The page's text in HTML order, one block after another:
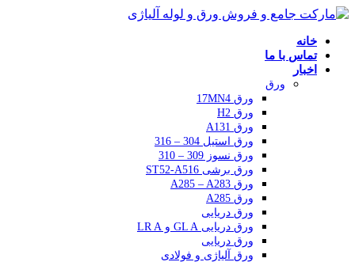
خانه
تماس با ما
اخبار
ورق
ورق 17MN4
ورق H2
ورق A131
ورق استیل 304 – 316
ورق نسوز 309 – 310
ورق برشی ST52-A516
ورق A285 – A283
ورق A285
ورق دریایی
ورق دریایی GL A و LR A
ورق دریایی
ورق آلیاژی و فولادی